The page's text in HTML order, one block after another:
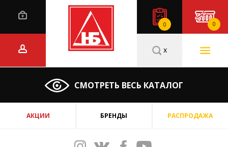
0 0
СМОТРЕТЬ ВЕСЬ КАТАЛОГ
x
АКЦИИ БРЕНДЫ РАСПРОДАЖА